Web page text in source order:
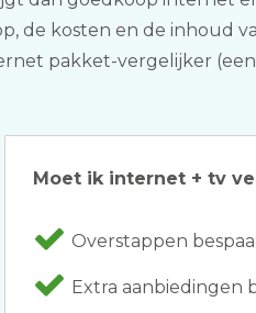
de kosten en de inhoud
pakket-vergelijker
Moet ik internet + tv
Overstappen
Extra aanbiedingen